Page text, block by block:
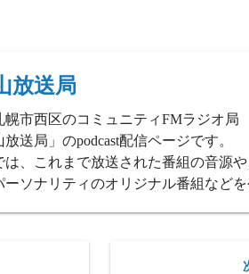
放送局
幌市西区のコミュニティFMラジオ局
放送局」のpodcast配信ページです。
は、これまで放送された番組の音源や
ーソナリティのオリジナル番組などを